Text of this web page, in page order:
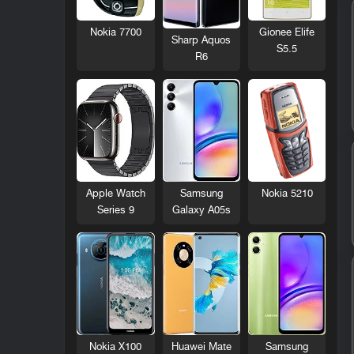
Gionee Elife
S5.5
Sharp Aquos
R6
Nokia 7700
Nokia 5210
Samsung
Galaxy A05s
Apple Watch
Series 9
Samsung
Huawei Mate
Nokia X100